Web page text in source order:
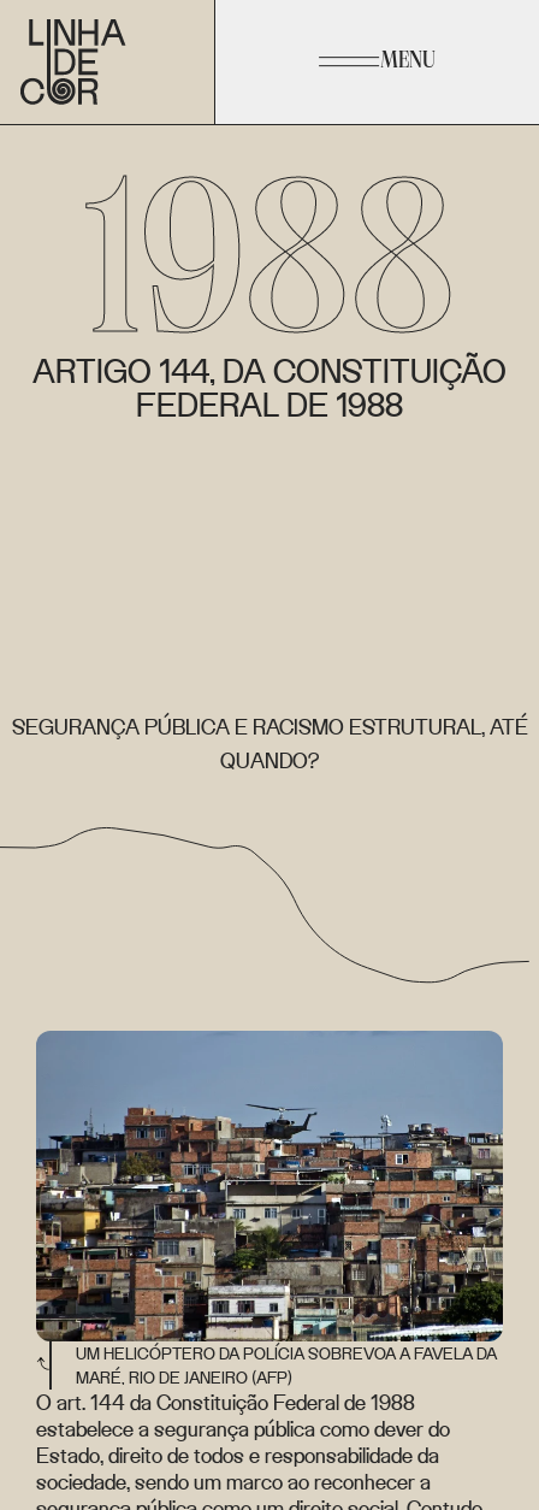
MENU
1988
ARTIGO 144, DA CONSTITUIÇÃO
FEDERAL DE 1988
SEGURANÇA PÚBLICA E RACISMO ESTRUTURAL, ATÉ
QUANDO?
UM HELICÓPTERO DA POLÍCIA SOBREVOA A FAVELA DA
MARÉ, RIO DE JANEIRO (AFP)
O art. 144 da Constituição Federal de 1988
estabelece a segurança pública como dever do
Estado, direito de todos e responsabilidade da
sociedade, sendo um marco ao reconhecer a